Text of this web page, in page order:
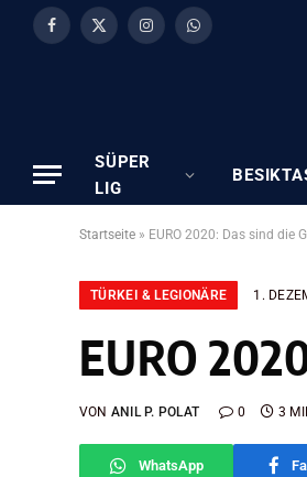
Facebook
X
InstagramWhatsApp
SÜPER
LIG
Startseite » EURO 2020: Das sind die
TÜRKEI & LEGIONÄRE 1.
EURO
VON ANIL P. POLAT 0 3
WhatsApp